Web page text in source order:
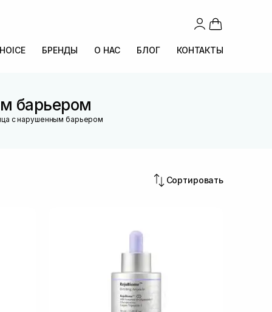
БРЕНДЫ О НАС БЛОГ КОНТАКТЫ
барьером
с нарушенным барьером
Сортировать